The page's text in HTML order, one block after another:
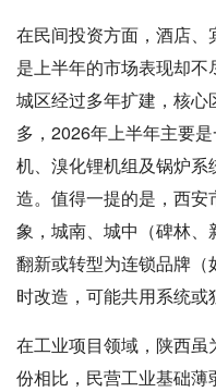
在民间投资方面，酒店
是上半年的市场表现却
城区经过多年扩建，核
多，2026年上半年主要
机、溴化锂机组及锅炉
造。值得一提的是，西
象，城南、城中（碑林
翻新或转型为连锁品牌
时改造，可能共用系统或
在工业项目领域，陕西
份相比，民营工业基础